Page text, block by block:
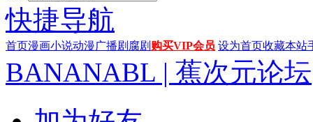
快捷导航
首页漫画小说动漫广播剧 腐剧 购买VIP会员 设为首页收藏本站
BANANABL | 蕉次元论坛